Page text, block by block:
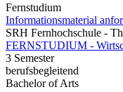
Fernstudium
Informationsmaterial
SRH Fernhochschule -
FERNSTUDIUM -
3 Semester
berufsbegleitend
Bachelor of Arts